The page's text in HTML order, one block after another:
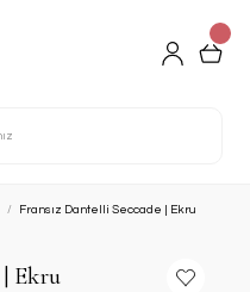
Fransız Dantelli Seccade | Ekru
| Ekru